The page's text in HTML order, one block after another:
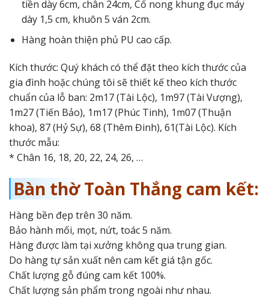
tiền dày 6cm, chân 24cm, Cổ nong khung đục máy
dày 1,5 cm, khuôn 5 ván 2cm.
Hàng hoàn thiện phủ PU cao cấp.
Kích thước: Quý khách có thể đặt theo kích thước của
gia đình hoặc chúng tôi sẽ thiết kế theo kích thước
chuẩn của lỗ ban: 2m17 (Tài Lộc), 1m97 (Tài Vượng),
1m27 (Tiến Bảo), 1m17 (Phúc Tinh), 1m07 (Thuận
khoa), 87 (Hỷ Sự), 68 (Thêm Đinh), 61(Tài Lộc). Kích
thước mẫu:
* Chân 16, 18, 20, 22, 24, 26, …
Bàn thờ Toàn Thắng cam kết:
Hàng bền đẹp trên 30 năm.
Bảo hành mối, mọt, nứt, toác 5 năm.
Hàng được làm tại xưởng không qua trung gian.
Do hàng tự sản xuất nên cam kết giá tận gốc.
Chất lượng gỗ đúng cam kết 100%.
Chất lượng sản phẩm trong ngoài như nhau.